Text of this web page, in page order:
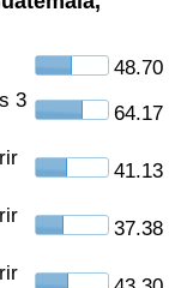
48.70
3
64.17
41.13
37.38